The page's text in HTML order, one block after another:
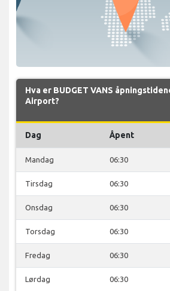
Hva er BUDGET VANS
Airport?
Dag Åpent
Mandag 06:30
Tirsdag 06:30
Onsdag 06:30
Torsdag 06:30
Fredag 06:30
Lørdag 06:30